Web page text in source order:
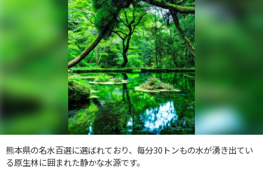
熊本県の名水百選に選ばれており、毎分30トンもの水が湧き出てい
る原生林に囲まれた静かな水源です。